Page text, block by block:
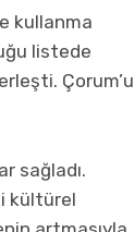
kullanma
listede
Çorum’u
sağladı.
kültürel